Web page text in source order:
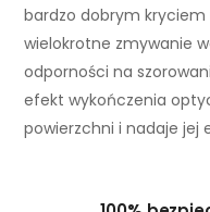
bardzo dobrym kryciem
wielokrotne zmywanie
odporności na
efekt wykończenia
powierzchni i nadaje jej